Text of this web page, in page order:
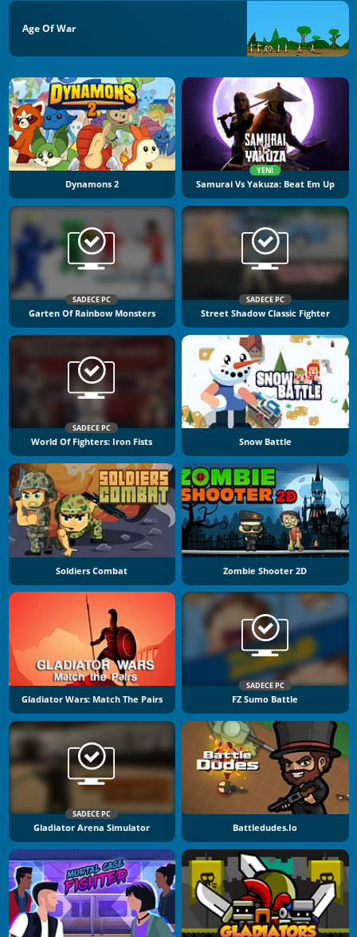
Age Of War
Dynamons 2
YENI
Samurai Vs Yakuza: Beat Em Up
SADECE PC
Garten Of Rainbow Monsters
SADECE PC
Street Shadow Classic Fighter
SADECE PC
World Of Fighters: Iron Fists Snow Battle
Soldiers Combat Zombie Shooter 2D
Gladiator Wars: Match The Pairs
SADECE PC
FZ Sumo Battle
SADECE PC
Gladiator Arena Simulator Battledudes.io